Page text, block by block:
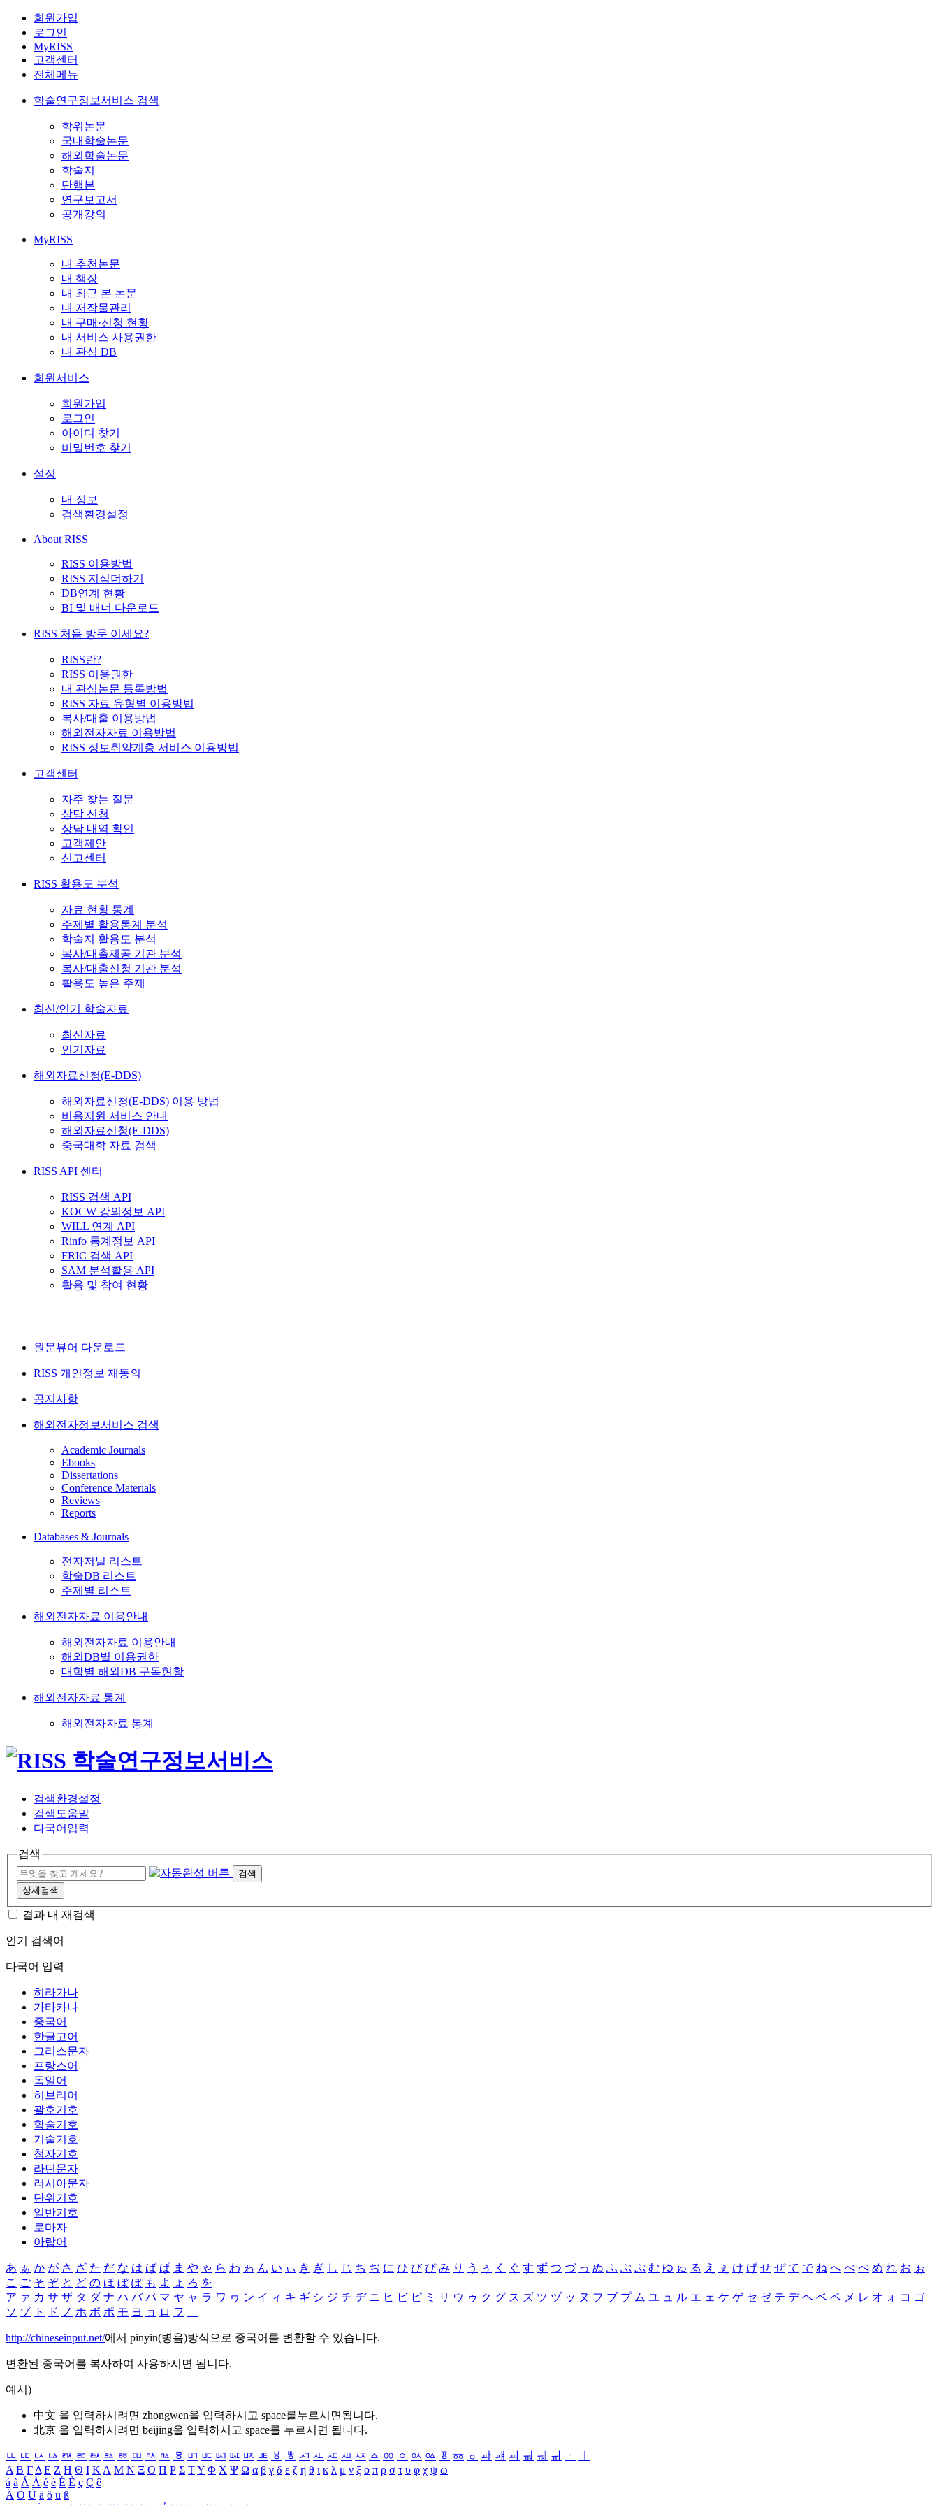
회원가입
로그인
MyRISS
고객센터
전체메뉴
학술연구정보서비스 검색
학위논문
국내학술논문
해외학술논문
학술지
단행본
연구보고서
공개강의
MyRISS
내 추천논문
내 책장
내 최근 본 논문
내 저작물관리
내 구매·신청 현황
내 서비스 사용권한
내 관심 DB
회원서비스
회원가입
로그인
아이디 찾기
비밀번호 찾기
설정
내 정보
검색환경설정
About RISS
RISS 이용방법
RISS 지식더하기
DB연계 현황
BI 및 배너 다운로드
RISS 처음 방문 이세요?
RISS란?
RISS 이용권한
내 관심논문 등록방법
RISS 자료 유형별 이용방법
복사/대출 이용방법
해외전자자료 이용방법
RISS 정보취약계층 서비스 이용방법
고객센터
자주 찾는 질문
상담 신청
상담 내역 확인
고객제안
신고센터
RISS 활용도 분석
자료 현황 통계
주제별 활용통계 분석
학술지 활용도 분석
복사/대출제공 기관 분석
복사/대출신청 기관 분석
활용도 높은 주제
최신/인기 학술자료
최신자료
인기자료
해외자료신청(E-DDS)
해외자료신청(E-DDS) 이용 방법
비용지원 서비스 안내
해외자료신청(E-DDS)
중국대학 자료 검색
RISS API 센터
RISS 검색 API
KOCW 강의정보 API
WILL 연계 API
Rinfo 통계정보 API
FRIC 검색 API
SAM 분석활용 API
활용 및 참여 현황
원문뷰어 다운로드
RISS 개인정보 재동의
공지사항
해외전자정보서비스 검색
Academic Journals
Ebooks
Dissertations
Conference Materials
Reviews
Reports
Databases & Journals
전자저널 리스트
학술DB 리스트
주제별 리스트
해외전자자료 이용안내
해외전자자료 이용안내
해외DB별 이용권한
대학별 해외DB 구독현황
해외전자자료 통계
해외전자자료 통계
검색환경설정
검색도움말
다국어입력
검색
검색
상세검색
결과 내 재검색
인기 검색어
다국어 입력
히라가나
가타카나
중국어
한글고어
그리스문자
프랑스어
독일어
히브리어
괄호기호
학술기호
기술기호
첨자기호
라틴문자
러시아문자
단위기호
일반기호
로마자
아랍어
あ ぁ か が さ ざ た だ な は ば ぱ ま や ゃ ら わ ゎ ん い ぃ き ぎ し じ ち ぢ に ひ び ぴ み り う ぅ く ぐ す ず つ づ っ ぬ ふ ぶ ぷ む ゆ ゅ る え ぇ け げ せ ぜ て で ね へ べ ぺ め れ お ぉ
こ ご そ ぞ と ど の ほ ぼ ぽ も よ ょ ろ を
ア ァ カ サ ザ タ ダ ナ ハ バ パ マ ヤ ャ ラ ワ ヮ ン イ ィ キ ギ シ ジ チ ヂ ニ ヒ ビ ピ ミ リ ウ ゥ ク グ ス ズ ツ ヅ ッ ヌ フ ブ プ ム ユ ュ ル エ ェ ケ ゲ セ ゼ テ デ ヘ ベ ペ メ レ オ ォ コ ゴ
ソ ゾ ト ド ノ ホ ボ ポ モ ヨ ョ ロ ヲ ―
http://chineseinput.net/에서 pinyin(병음)방식으로 중국어를 변환할 수 있습니다.
변환된 중국어를 복사하여 사용하시면 됩니다.
예시)
中文 을 입력하시려면 zhongwen을 입력하시고 space를누르시면됩니다.
北京 을 입력하시려면 beijing을 입력하시고 space를 누르시면 됩니다.
ㅥ ㅦ ㅧ ㅨ ㅩ ㅪ ㅫ ㅬ ㅭ ㅮ ㅯ ㅰ ㅱ ㅲ ㅳ ㅴ ㅵ ㅶ ㅷ ㅸ ㅹ ㅺ ㅻ ㅼ ㅽ ㅾ ㅿ ㆀ ㆁ ㆂ ㆃ ㆄ ㆅ ㆆ ㆇ ㆈ ㆉ ㆊ ㆋ ㆌ ㆍ
ㆎ
Α Β ΓΔ Ε Ζ Η Θ Ι ΚΛ Μ Ν Ξ Ο Π Ρ Σ ΤΥ Φ Χ Ψ Ω α β γ δ ε ζ η θ ι κ λ μ ν ξ ο π ρ σ τ υ φ χ ψ ω
á à Á À é è É È ç Ç ê
Ä Ö Ü ä ö ü ß